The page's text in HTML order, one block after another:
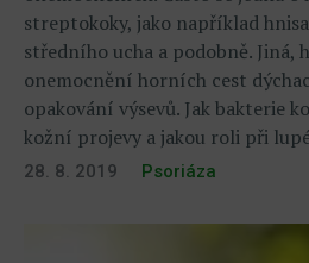
streptokoky, jako například
středního ucha a podobně. Jiná,
onemocnění horních cest
opakování výsevů. Jak bakterie
kožní projevy a jakou roli při
28. 8. 2019 Psoriáza